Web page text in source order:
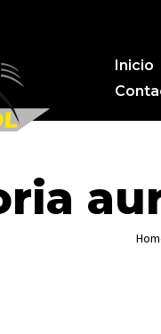
Inicio